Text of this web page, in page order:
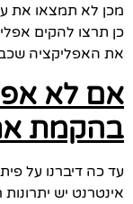
מכן לא תמצאו את
כן תרצו להקים
את האפליקציה
אם לא
בהקמת
עד כה דיברנו על
אינטרנט יש